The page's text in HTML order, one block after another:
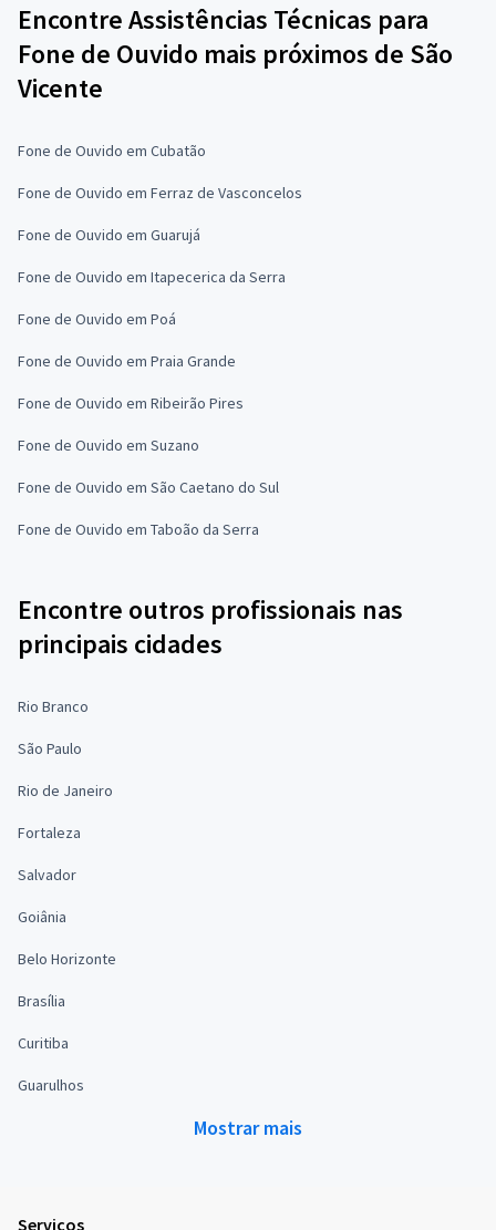
Encontre Assistências Técnicas para
Fone de Ouvido mais próximos de São
Vicente
Fone de Ouvido em Cubatão
Fone de Ouvido em Ferraz de Vasconcelos
Fone de Ouvido em Guarujá
Fone de Ouvido em Itapecerica da Serra
Fone de Ouvido em Poá
Fone de Ouvido em Praia Grande
Fone de Ouvido em Ribeirão Pires
Fone de Ouvido em Suzano
Fone de Ouvido em São Caetano do Sul
Fone de Ouvido em Taboão da Serra
Encontre outros profissionais nas
principais cidades
Rio Branco
São Paulo
Rio de Janeiro
Fortaleza
Salvador
Goiânia
Belo Horizonte
Brasília
Curitiba
Guarulhos
Mostrar mais
Serviços